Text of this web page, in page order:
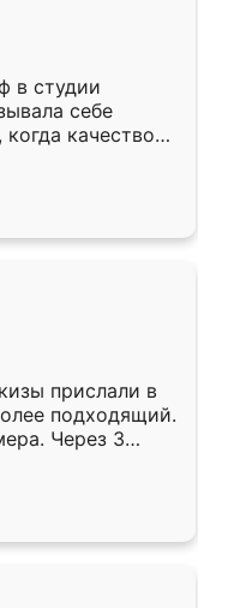
в студии
себе
качеством
уже почти
прислали в
подходящий.
Через 3
Остались
Ренессанс